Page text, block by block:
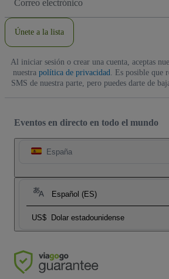
de
Únete a la lista
Al iniciar sesión o crear una cuenta, aceptas
nuestra política de privacidad . Es posible que
SMS de nuestra parte, pero puedes darte de
Eventos en directo en todo el mundo
España
Español (ES)
US$ Dolar estadounidense